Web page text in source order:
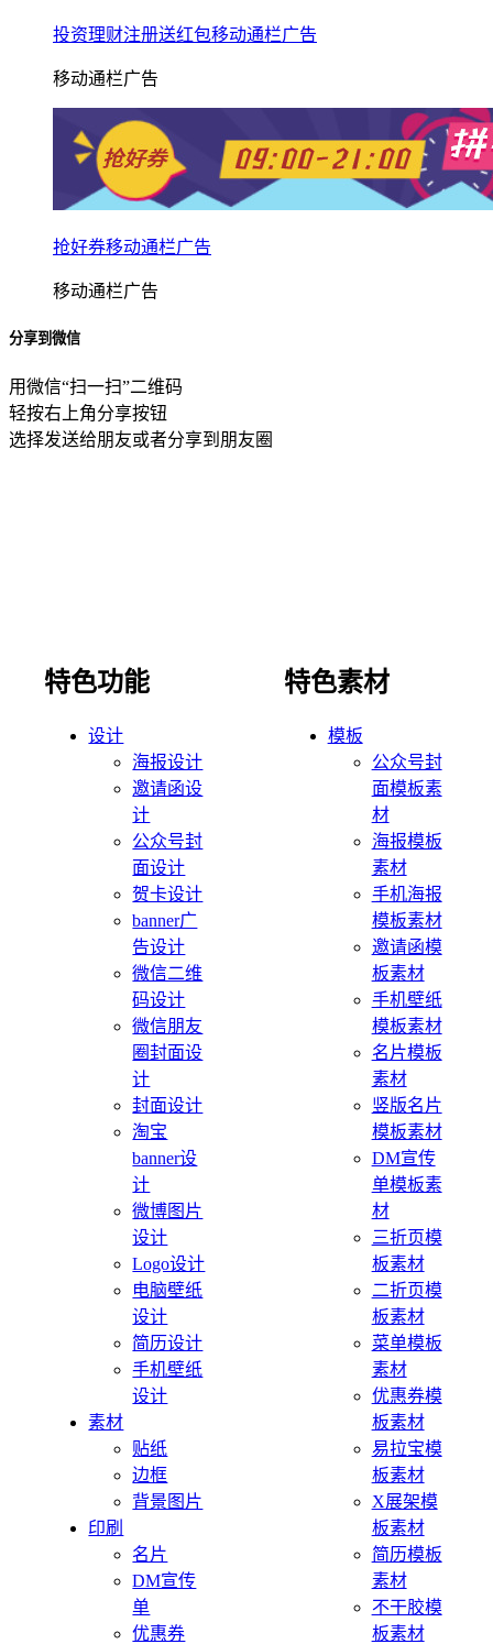
投资理财注册送红包移动通栏广告
移动通栏广告
抢好券移动通栏广告
移动通栏广告
分享到微信
用微信“扫一扫”二维码
轻按右上角分享按钮
选择发送给朋友或者分享到朋友圈
特色功能
设计
海报设计
邀请函设
计
公众号封
面设计
贺卡设计
banner广
告设计
微信二维
码设计
微信朋友
圈封面设
计
封面设计
淘宝
banner设
计
微博图片
设计
Logo设计
电脑壁纸
设计
简历设计
手机壁纸
设计
素材
贴纸
边框
背景图片
印刷
名片
DM宣传
单
优惠券
特色素材
模板
公众号封
面模板素
材
海报模板
素材
手机海报
模板素材
邀请函模
板素材
手机壁纸
模板素材
名片模板
素材
竖版名片
模板素材
DM宣传
单模板素
材
三折页模
板素材
二折页模
板素材
菜单模板
素材
优惠券模
板素材
易拉宝模
板素材
X展架模
板素材
简历模板
素材
不干胶模
板素材